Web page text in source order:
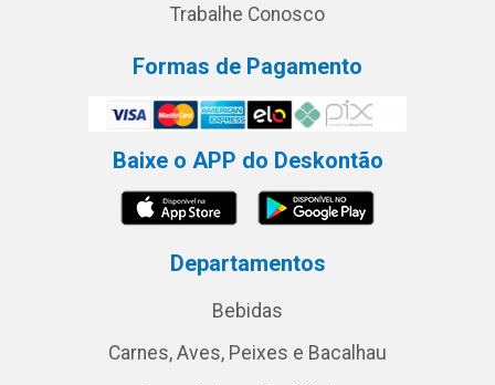
Trabalhe Conosco
Formas de Pagamento
Baixe o APP do Deskontão
Departamentos
Bebidas
Carnes, Aves, Peixes e Bacalhau